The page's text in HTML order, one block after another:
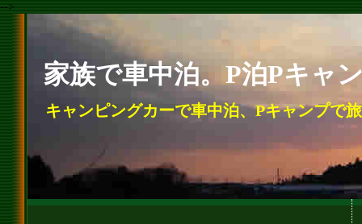
-->
家族で車中泊。P泊Pキャ
キャンピングカーで車中泊、Pキャンプで